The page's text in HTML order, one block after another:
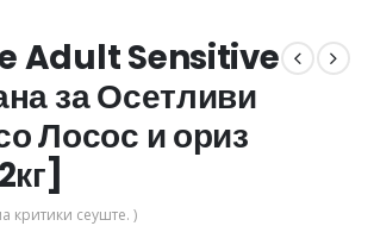
Adult Sensitive
за Осетливи
Лосос и ориз
критики сеуште. )